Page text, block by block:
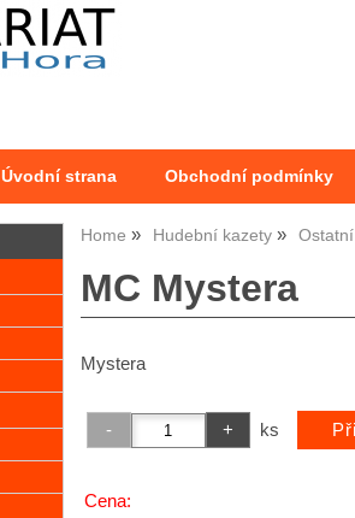
Úvodní strana Obchodní podmínky
Home Hudební kazety Ostatní
MC Mystera
Mystera
ks
Cena: